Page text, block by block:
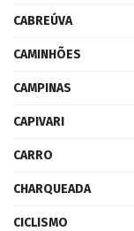
CABREÚVA
CAMINHÕES
CAMPINAS
CAPIVARI
CARRO
CHARQUEADA
CICLISMO